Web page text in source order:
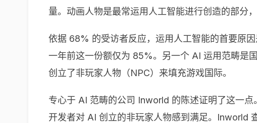
量。动画人物是最常运用人工智能进行创造的部分
依据 68% 的受访者反应，运用人工智能的首要原
一年前这一份额仅为 85%。另一个 AI 运用范畴是
创立了非玩家人物（NPC）来填充游戏国际。
专心于 AI 范畴的公司 Inworld 的陈述证明了这一
开发者对 AI 创立的非玩家人物感到满足。Inworld